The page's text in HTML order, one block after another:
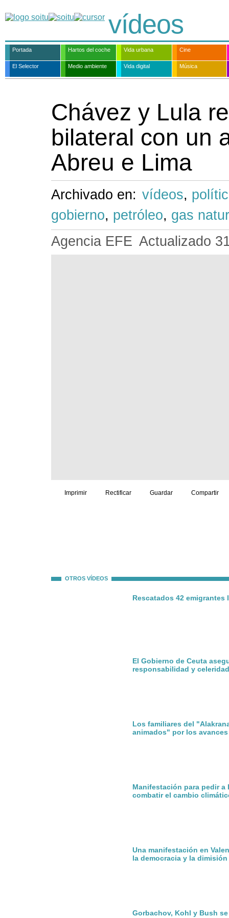
vídeos
Portada Hartos del coche Vida urbana Cine
El Selector Medio ambiente Vida digital Música
Chávez y Lula
bilateral con un
Abreu e Lima
Archivado en: vídeos,
gobierno, petróleo, gas
Agencia EFE Actualizado
Imprimir Rectificar Guardar Compartir
OTROS VÍDEOS
Rescatados 42
El Gobierno de Ceuta
responsabilidad y celeridad
Los familiares del
animados" por los
Manifestación para pedir
combatir el cambio
Una manifestación en
la democracia y la dimisión
Gorbachov, Kohl y Bush